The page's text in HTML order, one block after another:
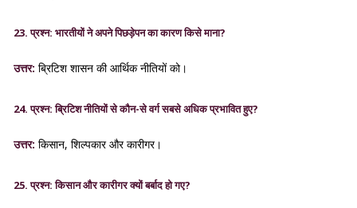
23. प्रश्न: भारतीयों ने अपने पिछड़ेपन का कारण किसे माना?
उत्तर: ब्रिटिश शासन की आर्थिक नीतियों को।
24. प्रश्न: ब्रिटिश नीतियों से कौन-से वर्ग सबसे अधिक प्रभावित हुए?
उत्तर: किसान, शिल्पकार और कारीगर।
25. प्रश्न: किसान और कारीगर क्यों बर्बाद हो गए?